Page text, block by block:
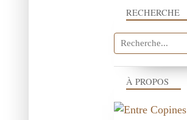
RECHERCHE
À PROPOS